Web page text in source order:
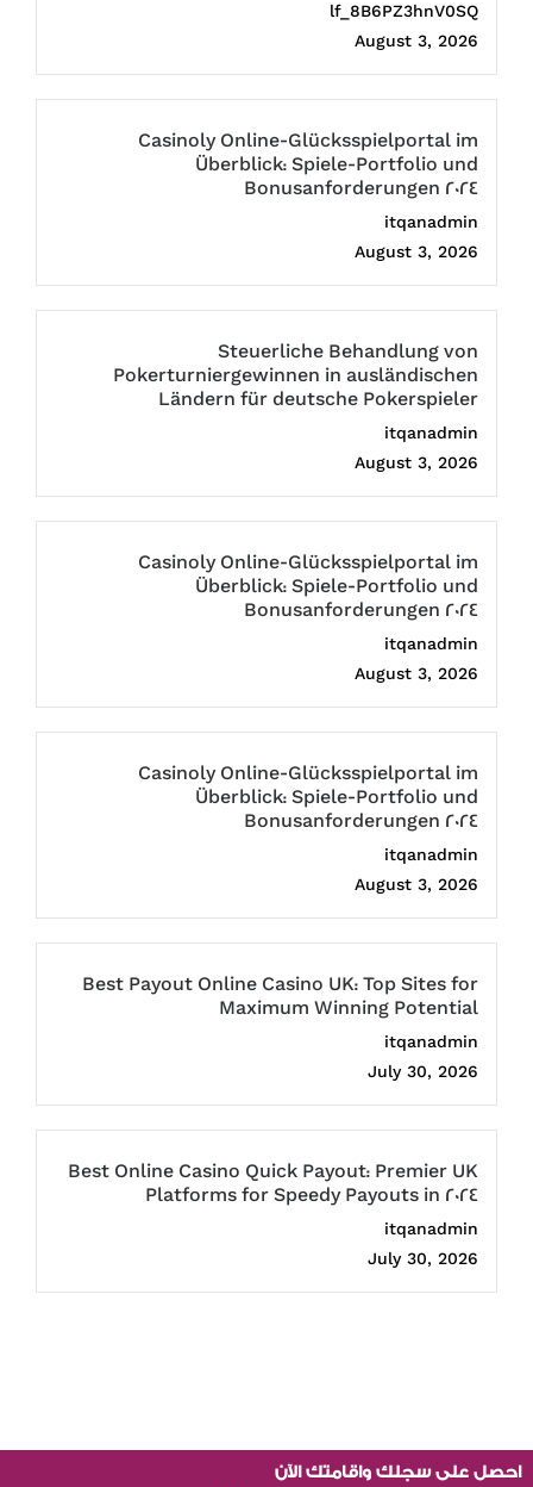
lf_8B6PZ3hnV0SQ
August 3, 2026
Casinoly Online-Glücksspielportal im
Überblick: Spiele-Portfolio und
Bonusanforderungen 2024
itqanadmin
August 3, 2026
Steuerliche Behandlung von
Pokerturniergewinnen in ausländischen
Ländern für deutsche Pokerspieler
itqanadmin
August 3, 2026
Casinoly Online-Glücksspielportal im
Überblick: Spiele-Portfolio und
Bonusanforderungen 2024
itqanadmin
August 3, 2026
Casinoly Online-Glücksspielportal im
Überblick: Spiele-Portfolio und
Bonusanforderungen 2024
itqanadmin
August 3, 2026
Best Payout Online Casino UK: Top Sites for
Maximum Winning Potential
itqanadmin
July 30, 2026
Best Online Casino Quick Payout: Premier UK
Platforms for Speedy Payouts in 2024
itqanadmin
July 30, 2026
احصل على سجلك واقامتك الآن